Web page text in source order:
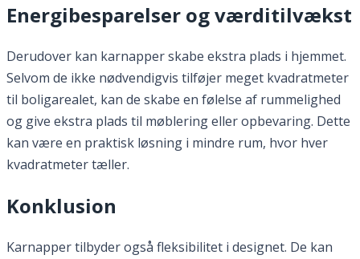
Energibesparelser og værditilvækst
Derudover kan karnapper skabe ekstra plads i hjemmet.
Selvom de ikke nødvendigvis tilføjer meget kvadratmeter
til boligarealet, kan de skabe en følelse af rummelighed
og give ekstra plads til møblering eller opbevaring. Dette
kan være en praktisk løsning i mindre rum, hvor hver
kvadratmeter tæller.
Konklusion
Karnapper tilbyder også fleksibilitet i designet. De kan